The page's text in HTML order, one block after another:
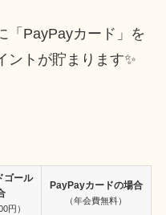
「PayPayカード」を
ントが貯まります✨
ゴール
円）
PayPayカードの場合
（年会費無料）